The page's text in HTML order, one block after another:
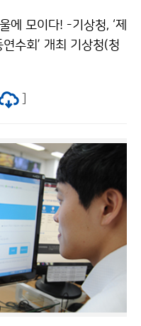
에 모이다! -기상청, ‘제
수회’ 개최 기상청(청
공동연수
in Meteorology) :
반의 기상교육에 대한
년 최초로 만들어짐.
교육훈련기관 전문가
상기구 교육훈련(WM
△새로운 교수 전략 △